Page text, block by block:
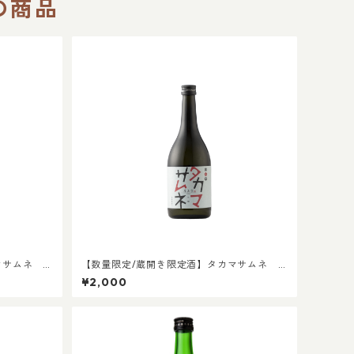
商品
サムネ
【数量限定/蔵開き限定酒】タカマサムネ
吟醸酒
¥2,000